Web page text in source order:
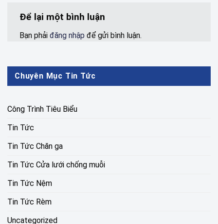
Để lại một bình luận
Bạn phải đăng nhập để gửi bình luận.
Chuyên Mục Tin Tức
Công Trình Tiêu Biểu
Tin Tức
Tin Tức Chăn ga
Tin Tức Cửa lưới chống muỗi
Tin Tức Nệm
Tin Tức Rèm
Uncategorized